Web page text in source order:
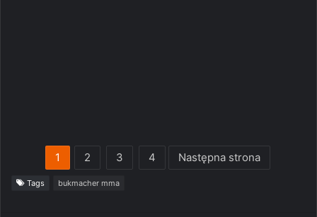
1 2 3 4 Następna strona
Tags bukmacher mma